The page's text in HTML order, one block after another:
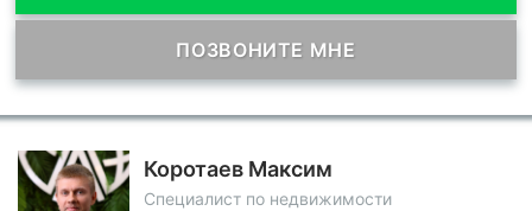
ПОЗВОНИТЕ МНЕ
Коротаев Максим
Специалист по недвижимости